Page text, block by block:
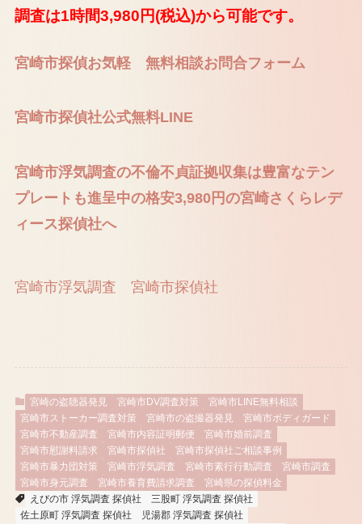
調査は1時間3,980円(税込)から可能です。
宮崎市探偵お気軽 無料相談お問合フォーム
宮崎市探偵社公式無料LINE
宮崎市浮気調査の不倫不貞証拠収集は豊富なテン
プレートも進呈中の格安3,980円の宮崎さくらレデ
ィース探偵社へ
宮崎市浮気調査 宮崎市探偵社
宮崎の盗聴器発見 宮崎市DV調査対策
宮崎市LINE無料相談
宮崎市ストーカー調査対策
宮崎市の盗撮器発見
宮崎市ボディガード
宮崎市不動産調査
宮崎市内容証明郵便
宮崎市婚前調査
宮崎市慰謝料請求
宮崎市探偵社
宮崎市探偵社ご相談事例
宮崎市暴力団対策
宮崎市浮気調査 宮崎市素行行動調査
宮崎市調査
宮崎市身元調査
宮崎市養育費請求調査
宮崎県の探偵料金
えびの市 浮気調査 探偵社
三股町 浮気調査 探偵社
佐土原町 浮気調査 探偵社
児湯郡 浮気調査 探偵社